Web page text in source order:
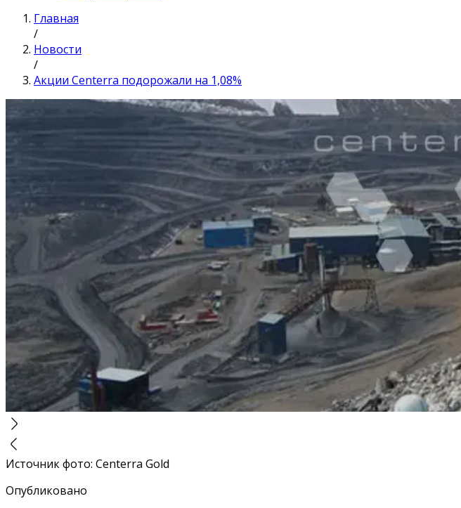
Главная
/
Новости
/
Акции Centerra подорожали на 1,08%
Источник фото: Centerra Gold
Опубликовано